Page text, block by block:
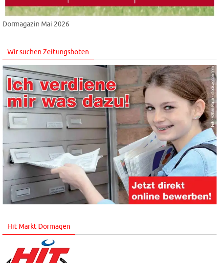
Dormagazin Mai 2026
Wir suchen Zeitungsboten
Hit Markt Dormagen